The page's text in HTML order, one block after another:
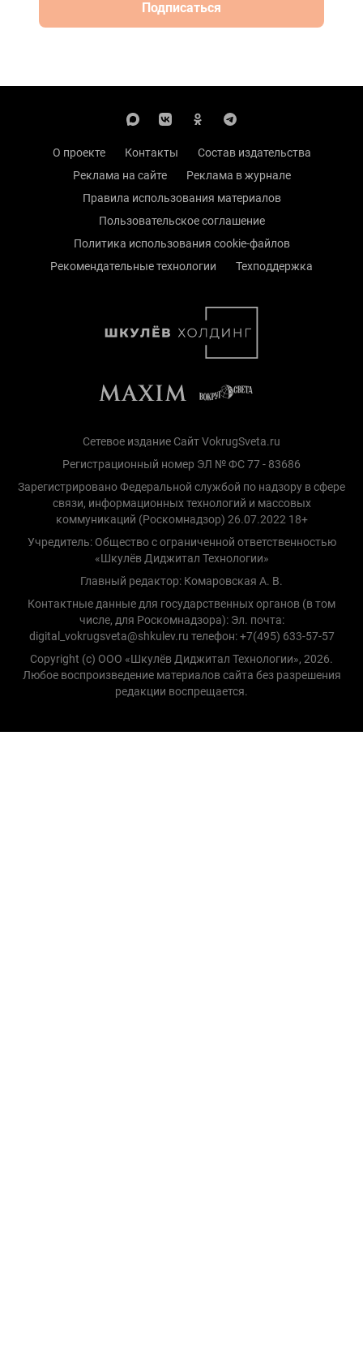
Подписаться
О проекте Контакты
Состав издательства
Реклама на сайте
Реклама в журнале
Правила использования материалов
Пользовательское соглашение
Политика использования cookie-файлов
Рекомендательные технологии
Техподдержка
Сетевое издание Сайт VokrugSveta.ru
Регистрационный номер ЭЛ № ФС 77 - 83686
Зарегистрировано Федеральной службой по надзору в сфере
связи, информационных технологий и массовых
коммуникаций (Роскомнадзор) 26.07.2022 18+
Учредитель: Общество с ограниченной ответственностью
«Шкулёв Диджитал Технологии»
Главный редактор: Комаровская А. В.
Контактные данные для государственных органов (в том
числе, для Роскомнадзора): Эл. почта:
digital_vokrugsveta@shkulev.ru телефон: +7(495) 633-57-57
Copyright (с) ООО «Шкулёв Диджитал Технологии», 2026.
Любое воспроизведение материалов сайта без разрешения
редакции воспрещается.